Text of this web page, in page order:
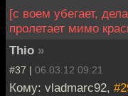
[с воем убегает,
пролетает мимо
Thio »
#37 | 06.03.12 09:21
Кому: vladmarc92,